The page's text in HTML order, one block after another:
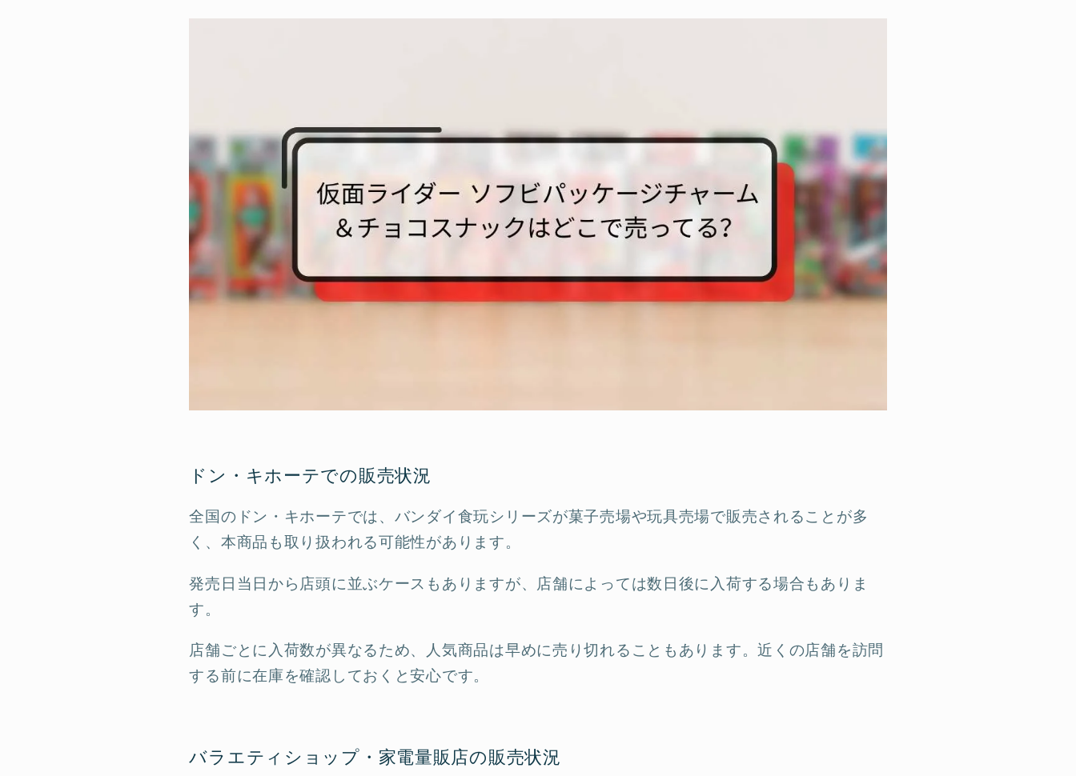
ドン・キホーテでの販売状況
全国のドン・キホーテでは、バンダイ食玩シリーズが菓子売場や玩具売場で販売されることが多
く、本商品も取り扱われる可能性があります。
発売日当日から店頭に並ぶケースもありますが、店舗によっては数日後に入荷する場合もありま
す。
店舗ごとに入荷数が異なるため、人気商品は早めに売り切れることもあります。近くの店舗を訪問
する前に在庫を確認しておくと安心です。
バラエティショップ・家電量販店の販売状況